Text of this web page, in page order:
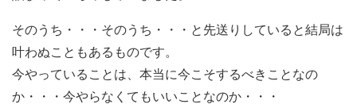
そのうち・・・そのうち・・・と先送りしていると結局は
叶わぬこともあるものです。
今やっていることは、本当に今こそするべきことなの
か・・・今やらなくてもいいことなのか・・・